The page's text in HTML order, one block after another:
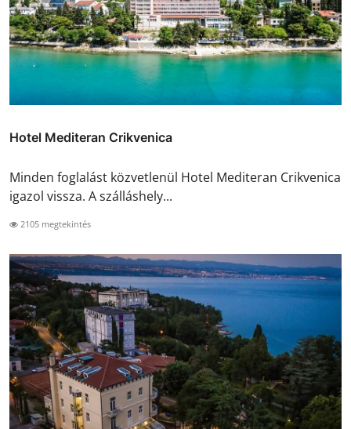
Hotel Mediteran Crikvenica
Minden foglalást közvetlenül Hotel Mediteran Crikvenica
igazol vissza. A szálláshely...
2105 megtekintés